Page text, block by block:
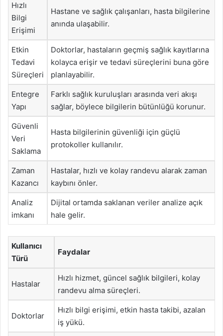
Hızlı
Bilgi
Erişimi
Hastane ve sağlık çalışanları, hasta bilgilerine
anında ulaşabilir.
Etkin
Tedavi
Süreçleri
Doktorlar, hastaların geçmiş sağlık kayıtlarına
kolayca erişir ve tedavi süreçlerini buna göre
planlayabilir.
Entegre
Yapı
Farklı sağlık kuruluşları arasında veri akışı
sağlar, böylece bilgilerin bütünlüğü korunur.
Güvenli
Veri
Saklama
Hasta bilgilerinin güvenliği için güçlü
protokoller kullanılır.
Zaman
Kazancı
Hastalar, hızlı ve kolay randevu alarak zaman
kaybını önler.
Analiz
imkanı
Dijital ortamda saklanan veriler analize açık
hale gelir.
Kullanıcı
Türü
Faydalar
Hastalar
Hızlı hizmet, güncel sağlık bilgileri, kolay
randevu alma süreçleri.
Doktorlar
Hızlı bilgi erişimi, etkin hasta takibi, azalan
iş yükü.